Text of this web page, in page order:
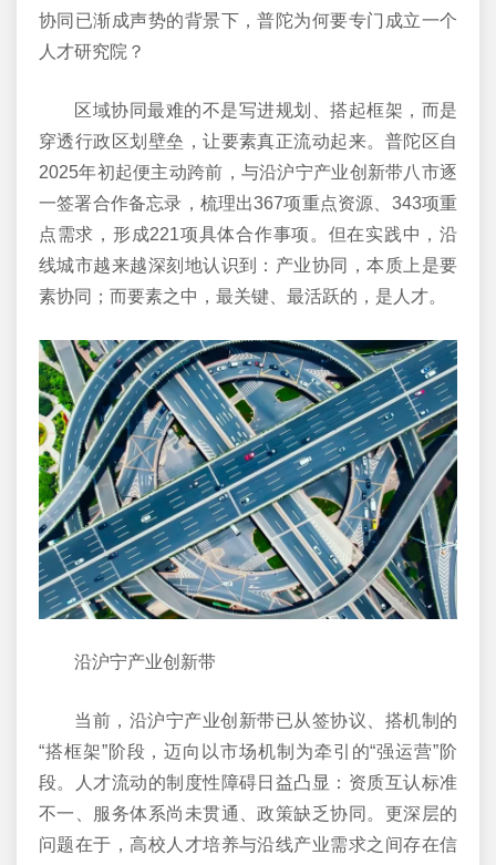
协同已渐成声势的背景下，普陀为何要专门成立一个
人才研究院？
区域协同最难的不是写进规划、搭起框架，而是
穿透行政区划壁垒，让要素真正流动起来。普陀区自
2025年初起便主动跨前，与沿沪宁产业创新带八市逐
一签署合作备忘录，梳理出367项重点资源、343项重
点需求，形成221项具体合作事项。但在实践中，沿
线城市越来越深刻地认识到：产业协同，本质上是要
素协同；而要素之中，最关键、最活跃的，是人才。
沿沪宁产业创新带
当前，沿沪宁产业创新带已从签协议、搭机制的
“搭框架”阶段，迈向以市场机制为牵引的“强运营”阶
段。人才流动的制度性障碍日益凸显：资质互认标准
不一、服务体系尚未贯通、政策缺乏协同。更深层的
问题在于，高校人才培养与沿线产业需求之间存在信